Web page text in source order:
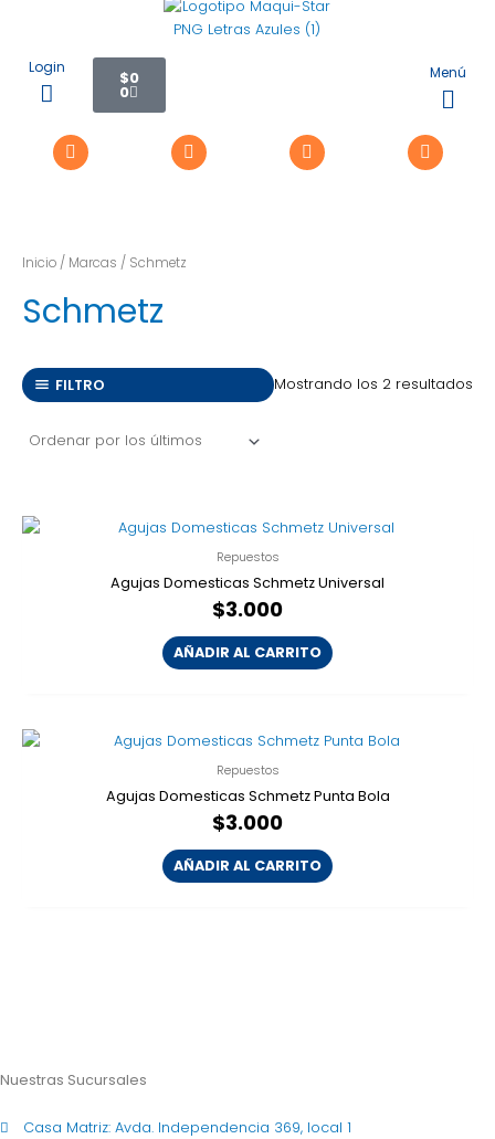
Login
$0
0
Carrito Menú
Inicio/ Marcas / Schmetz
Schmetz
FILTRO Mostrando los 2 resultados
Repuestos
Agujas Domesticas Schmetz Universal
$3.000
AÑADIR AL CARRITO
Repuestos
Agujas Domesticas Schmetz Punta Bola
$3.000
AÑADIR AL CARRITO
Nuestras Sucursales
Casa Matriz: Avda. Independencia 369, local 1